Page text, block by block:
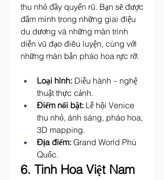
thu nhỏ đầy quyến rũ. Bạn sẽ được
đắm mình trong những giai điệu
du dương và những màn trình
diễn vũ đạo điêu luyện, cùng với
những màn bắn pháo hoa rực rỡ.
Loại hình: Diễu hành – nghệ
thuật thực cảnh.
Điểm nổi bật: Lễ hội Venice
thu nhỏ, ánh sáng, pháo hoa,
3D mapping.
Địa điểm: Grand World Phú
Quốc.
6. Tinh Hoa Việt Nam